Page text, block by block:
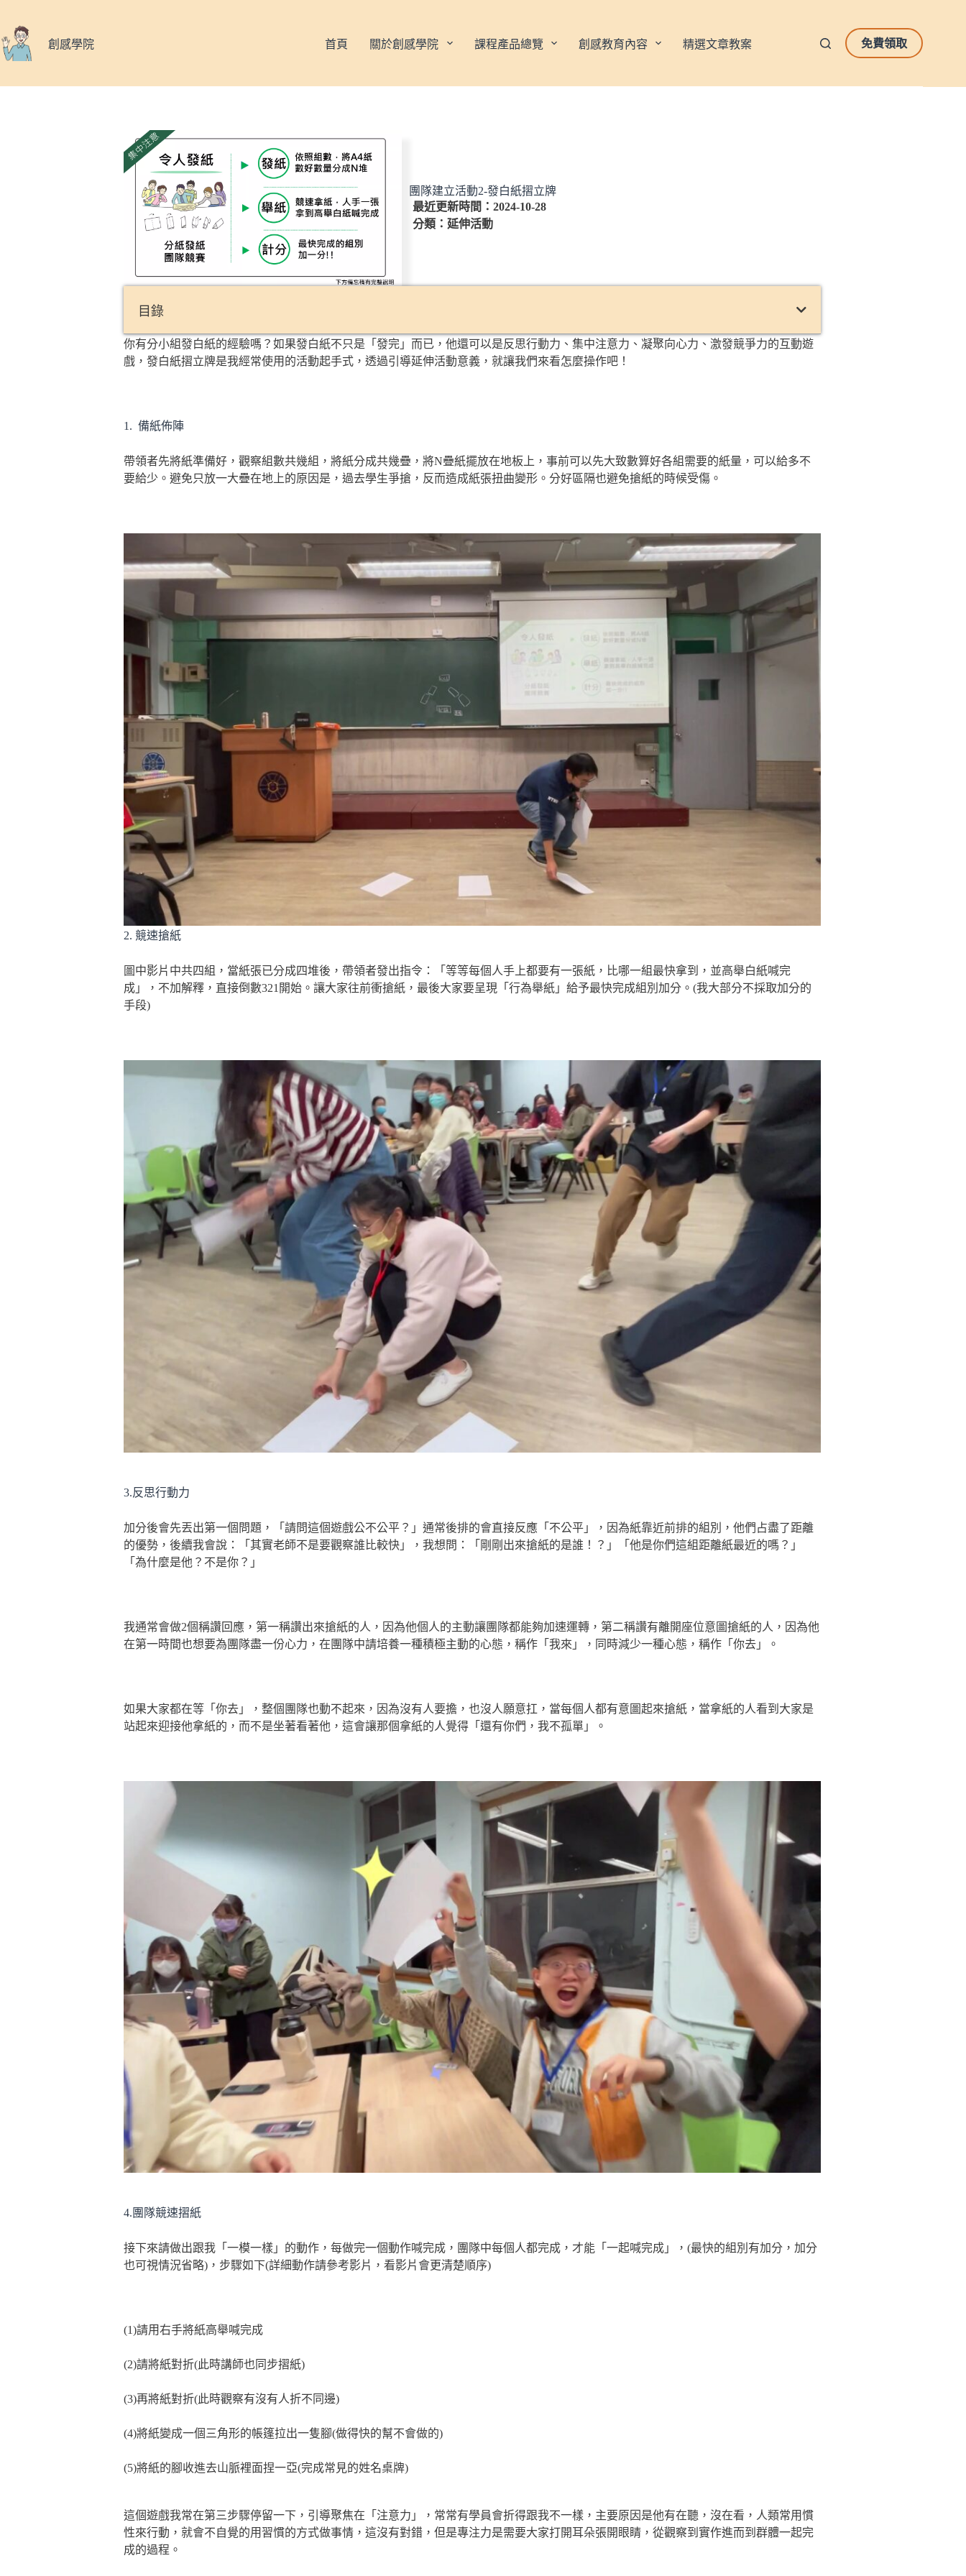
創感學院 首頁 關於創感學院 課程產品總覽 創感教育內容 精選文章教案 免費領取
團隊建立活動2-發白紙摺立牌
最近更新時間：2024-10-28
分類： 延伸活動
目錄
你有分小組發白紙的經驗嗎？如果發白紙不只是「發完」而已，他還可以是反思行動力、集中注意力、凝聚向心力、激發競爭力的互動遊
戲，發白紙摺立牌是我經常使用的活動起手式，透過引導延伸活動意義，就讓我們來看怎麼操作吧！
1. 備紙佈陣
帶領者先將紙準備好，觀察組數共幾組，將紙分成共幾疊，將N疊紙擺放在地板上，事前可以先大致數算好各組需要的紙量，可以給多不
要給少。避免只放一大疊在地上的原因是，過去學生爭搶，反而造成紙張扭曲變形。分好區隔也避免搶紙的時候受傷。
2. 競速搶紙
圖中影片中共四組，當紙張已分成四堆後，帶領者發出指令：「等等每個人手上都要有一張紙，比哪一組最快拿到，並高舉白紙喊完
成」，不加解釋，直接倒數321開始。讓大家往前衝搶紙，最後大家要呈現「行為舉紙」給予最快完成組別加分。(我大部分不採取加分的
手段)
3.反思行動力
加分後會先丟出第一個問題，「請問這個遊戲公不公平？」通常後排的會直接反應「不公平」，因為紙靠近前排的組別，他們占盡了距離
的優勢，後續我會說：「其實老師不是要觀察誰比較快」，我想問：「剛剛出來搶紙的是誰！？」「他是你們這組距離紙最近的嗎？」
「為什麼是他？不是你？」
我通常會做2個稱讚回應，第一稱讚出來搶紙的人，因為他個人的主動讓團隊都能夠加速運轉，第二稱讚有離開座位意圖搶紙的人，因為他
在第一時間也想要為團隊盡一份心力，在團隊中請培養一種積極主動的心態，稱作「我來」，同時減少一種心態，稱作「你去」。
如果大家都在等「你去」，整個團隊也動不起來，因為沒有人要擔，也沒人願意扛，當每個人都有意圖起來搶紙，當拿紙的人看到大家是
站起來迎接他拿紙的，而不是坐著看著他，這會讓那個拿紙的人覺得「還有你們，我不孤單」。
4.團隊競速摺紙
接下來請做出跟我「一模一樣」的動作，每做完一個動作喊完成，團隊中每個人都完成，才能「一起喊完成」，(最快的組別有加分，加分
也可視情況省略)，步驟如下(詳細動作請參考影片，看影片會更清楚順序)
(1)請用右手將紙高舉喊完成
(2)請將紙對折(此時講師也同步摺紙)
(3)再將紙對折(此時觀察有沒有人折不同邊)
(4)將紙變成一個三角形的帳篷拉出一隻腳(做得快的幫不會做的)
(5)將紙的腳收進去山脈裡面捏一亞(完成常見的姓名桌牌)
這個遊戲我常在第三步驟停留一下，引導聚焦在「注意力」，常常有學員會折得跟我不一樣，主要原因是他有在聽，沒在看，人類常用慣
性來行動，就會不自覺的用習慣的方式做事情，這沒有對錯，但是專注力是需要大家打開耳朵張開眼睛，從觀察到實作進而到群體一起完
成的過程。